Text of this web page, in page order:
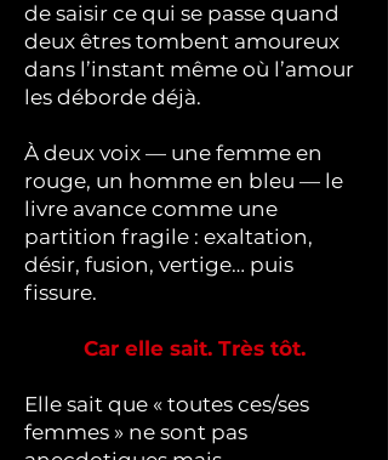
de saisir ce qui se passe quand
deux êtres tombent amoureux
dans l’instant même où l’amour
les déborde déjà.
À deux voix — une femme en
rouge, un homme en bleu — le
livre avance comme une
partition fragile : exaltation,
désir, fusion, vertige… puis
fissure.
Car elle sait. Très tôt.
Elle sait que « toutes ces/ses
femmes » ne sont pas